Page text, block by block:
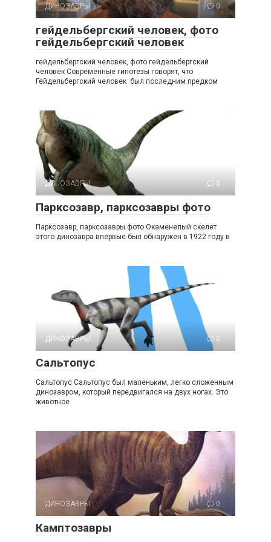
ДИНОЗАВРЫ 0
гейдельбергский человек, фото
гейдельбергский человек
гейдельбергский человек, фото гейдельбергский
человек Современные гипотезы говорят, что
Гейдельбергский человек был последним предком
ДИНОЗАВРЫ 0
Парксозавр, парксозавры фото
Парксозавр, парксозавры фото Окаменелый скелет
этого динозавра впервые был обнаружен в 1922 году в
ДИНОЗАВРЫ 0
Сальтопус
Сальтопус Сальтопус был маленьким, легко сложенным
динозавром, который передвигался на двух ногах. Это
животное
ДИНОЗАВРЫ 0
Камптозавры